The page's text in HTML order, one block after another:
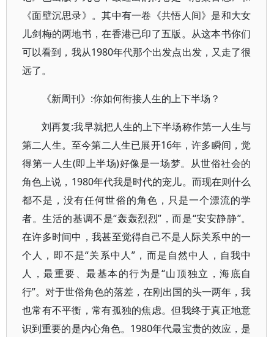
《面壁沉思录》。其中有一卷《共悟人间》是和大女
儿剑梅的两地书，在香港已印了五版。从这本书你们
可以看到，我从1980年代那个出发点出发，又走了很
远了。
《新周刊》:你如何衔接人生的上下半场？
刘再复:我早就把人生的上下半场称作第一人生与
第二人生。至今第二人生已展开16年，许多瞬间，觉
得第一人生(即上半场)好像是一场梦。从世俗社会的
角色上说，1980年代我是时代的宠儿。而现在则什么
都不是，没有任何世俗的角色，只是一个漂流的学
者。生活的基调不是“轰轰烈烈”，而是“安安静静”。
在许多时间中，我甚至觉得自己不是人际关系中的一
个人，即不是“关系中人”，而是自然中人，自我中
人，最重要、最基本的行为是“山顶独立，海底自
行”。对于世俗角色的落差，在刚出国的头一两年，我
也常有不平衡，常有孤独的焦虑。但我终于真正地意
识到重要的是内心角色。1980年代最宝贵的效应，是